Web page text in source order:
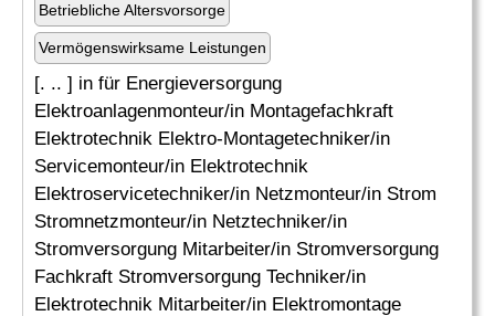
Betriebliche Altersvorsorge
Vermögenswirksame Leistungen
[. .. ] in für Energieversorgung
Elektroanlagenmonteur/in Montagefachkraft
Elektrotechnik Elektro-Montagetechniker/in
Servicemonteur/in Elektrotechnik
Elektroservicetechniker/in Netzmonteur/in Strom
Stromnetzmonteur/in Netztechniker/in
Stromversorgung Mitarbeiter/in Stromversorgung
Fachkraft Stromversorgung Techniker/in
Elektrotechnik Mitarbeiter/in Elektromontage